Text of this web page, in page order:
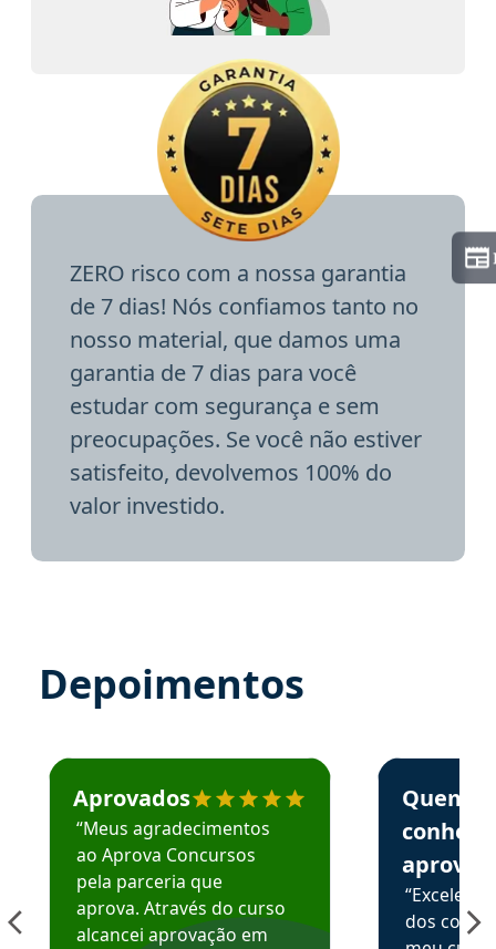
ZERO risco com a nossa garantia
de 7 dias! Nós confiamos tanto no
nosso material, que damos uma
garantia de 7 dias para você
estudar com segurança e sem
preocupações. Se você não estiver
satisfeito, devolvemos 100% do
valor investido.
Depoimentos
Estudante José recomenda o Aprova Concursos em
Aprovados
“Meus agradecimentos
ao Aprova Concursos
pela parceria que
aprova. Através do curso
alcancei aprovação em
Estudante
Quem
aprova
dos